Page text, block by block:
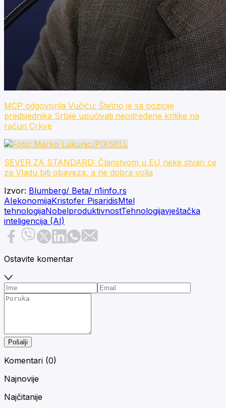
MCP odgovorila Vučiću: Štetno je sa pozicije
predsjednika Srbije upućivati neodređene kritike na
račun Crkve
SEVER ZA STANDARD: Članstvom u EU neke stvari će
za Vladu biti obaveza, a ne dobra volja
Izvor: Blumberg/ Beta/ n1info.rs
AIekonomijaKristofer PisaridisMtel
tehnologijaNobelproduktivnostTehnologijavještačka
inteligencija (AI)
Ostavite komentar
Pošalji
Komentari (0)
Najnovije
Najčitanije